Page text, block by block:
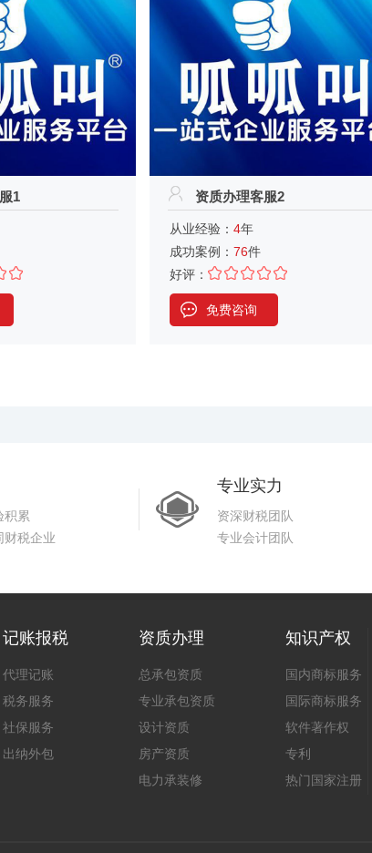
1 资质办理客服2
从业经验： 4年
成功案例： 76件
好评：
免费咨询
积累
财税企业
专业实力
资深财税团队
专业会计团队
记账报税
代理记账
税务服务
社保服务
出纳外包
资质办理
总承包资质
专业承包资质
设计资质
房产资质
电力承装修
知识产权
国内商标服务
国际商标服务
软件著作权
专利
热门国家注册